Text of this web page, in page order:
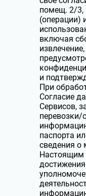
помещ. 2/3,
(операции)
включая
и
При
Согласие
Сервисов,
перевозки/
паспорта
сведения о
Настоящим